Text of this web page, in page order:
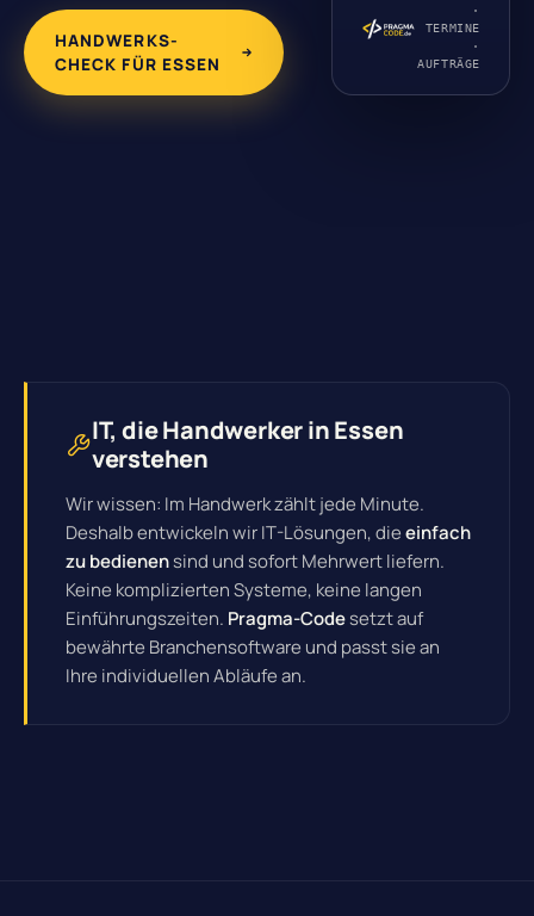
HANDWERKS-
CHECK FÜR ESSEN
·
TERMINE
·
AUFTRÄGE
IT, die Handwerker in Essen
verstehen
Wir wissen: Im Handwerk zählt jede Minute.
Deshalb entwickeln wir IT-Lösungen, dieeinfach
zu bedienensind und sofort Mehrwert liefern.
Keine komplizierten Systeme, keine langen
Einführungszeiten. Pragma-Codesetzt auf
bewährte Branchensoftware und passt sie an
Ihre individuellen Abläufe an.